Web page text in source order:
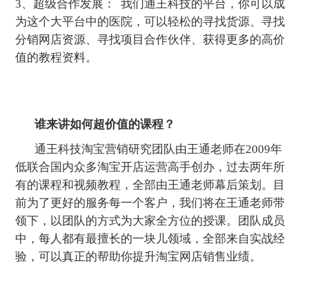
3、超级合作发展： 我们通王科技的平台，你可以成
为这个大平台中的医院，可以轻松的寻找货源、寻找
分销网店资源、寻找项目合作伙伴、获得更多的高价
值的教程资料。
谁来讲如何超价值的课程？
通王科技淘宝营销研究团队由王通老师在2009年
低联合国内众多淘宝开店运营高手创办，过去两年所
有的课程和视频教程，全部由王通老师幕后策划。目
前为了更好的服务每一个客户，我们将在王通老师带
领下，以团队的方式为大家全方位的授课。团队成员
中，每人都有最擅长的一块儿领域，全部来自实战经
验，可以真正的帮助你提升淘宝网店销售业绩。